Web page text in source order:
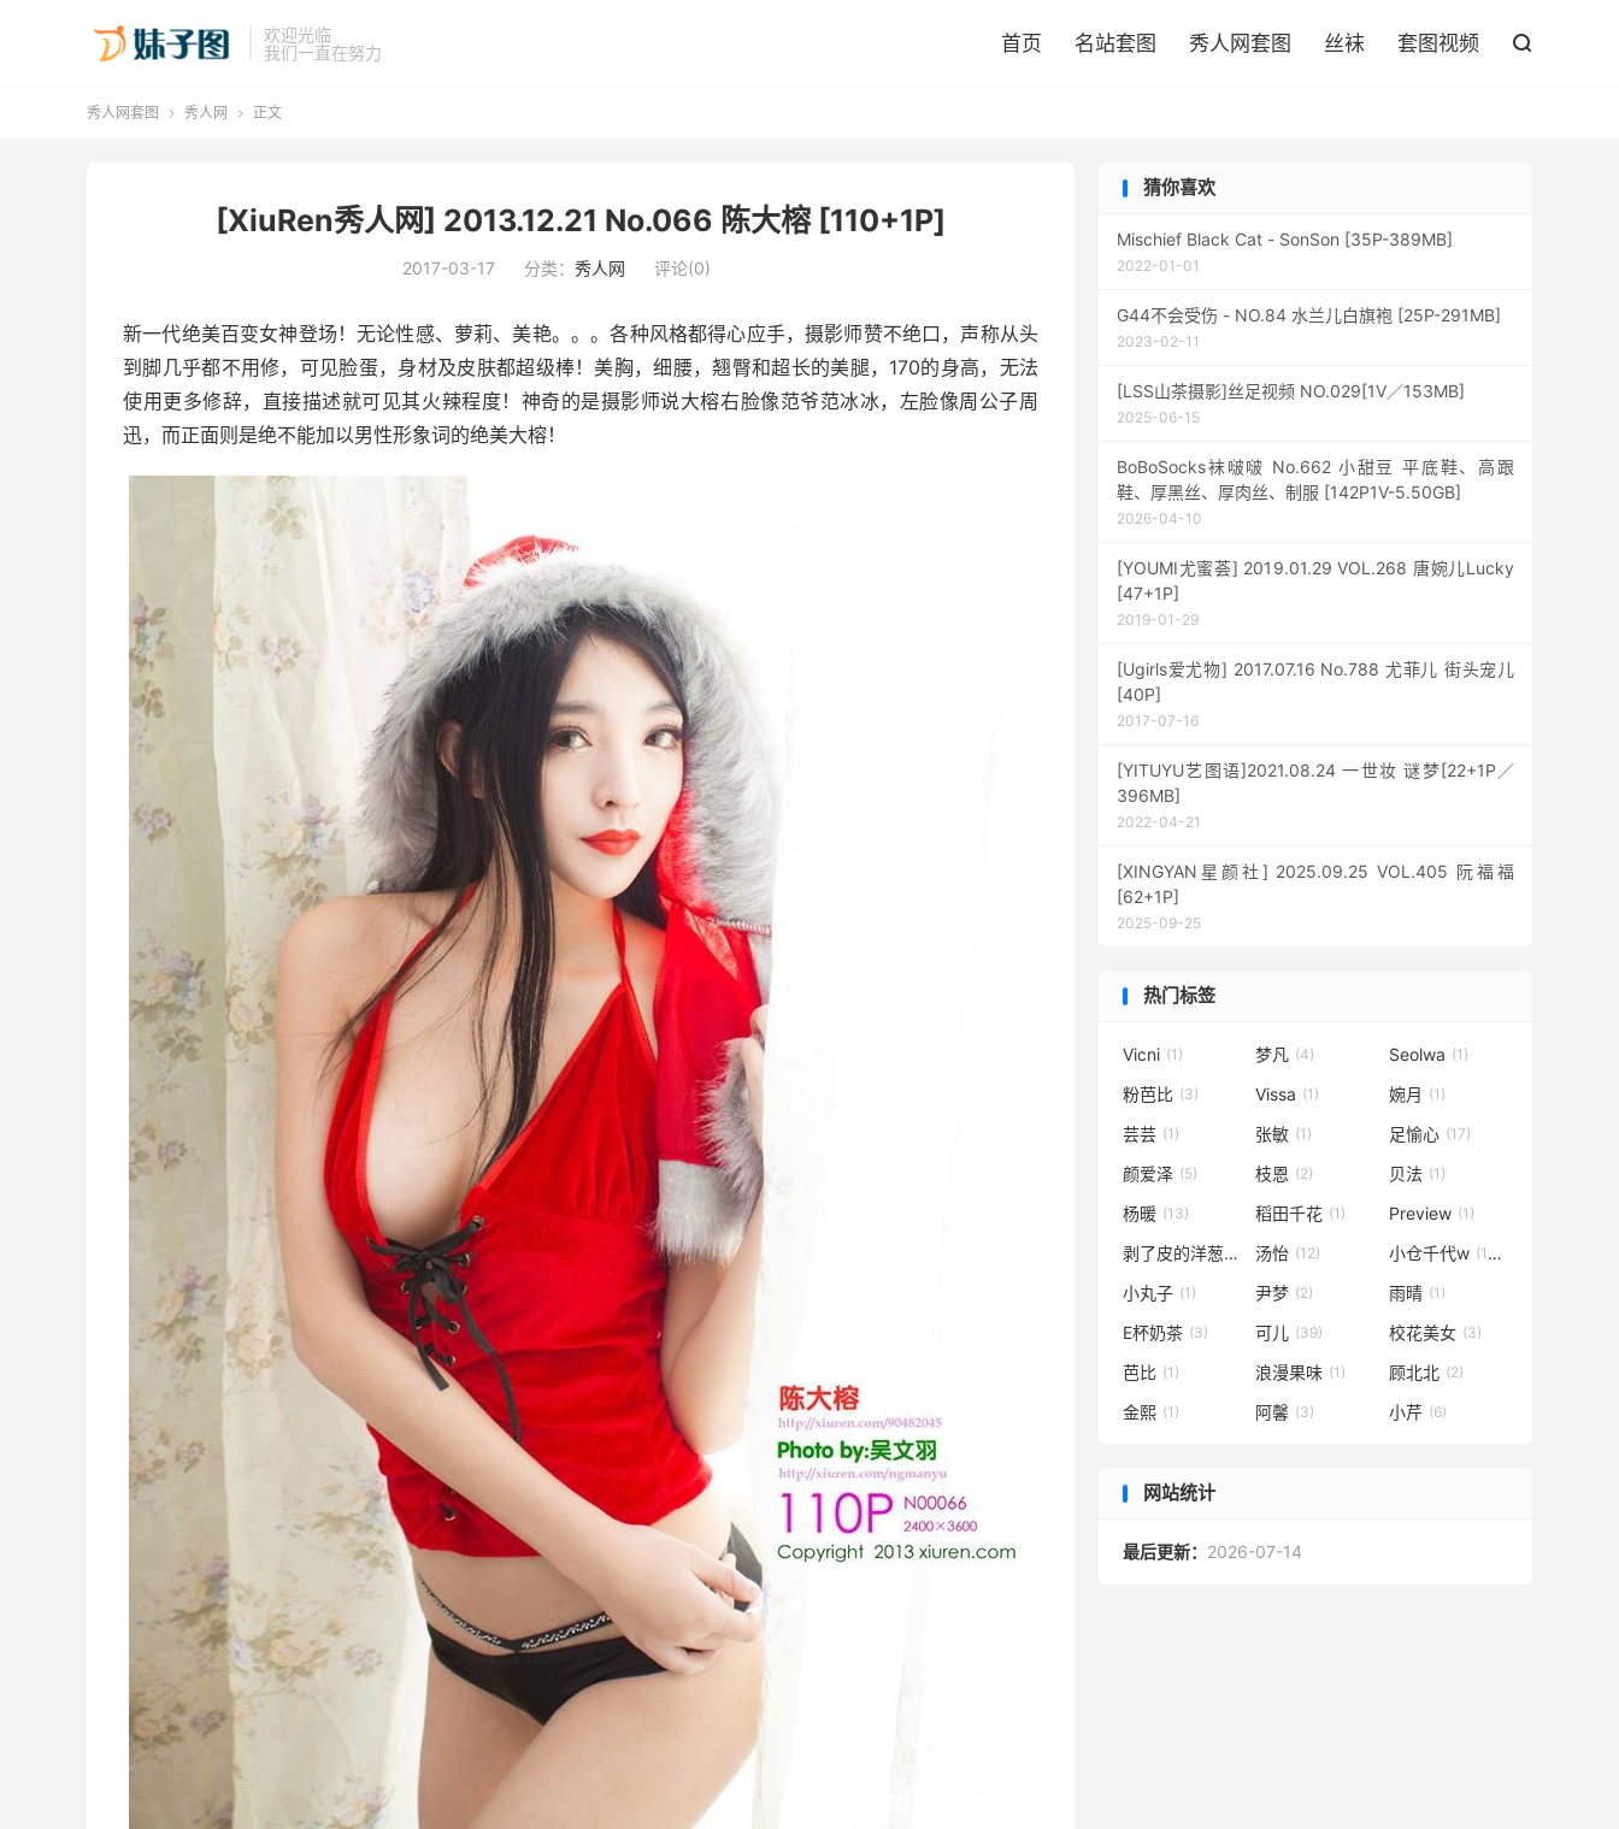
欢迎光临
我们一直在努力
首页 名站套图 秀人网套图 丝袜 套图视频 
秀人网套图  秀人网  正文
[XiuRen秀人网] 2013.12.21 No.066 陈大榕 [110+1P]
2017-03-17 分类： 秀人网 评论(0)
新一代绝美百变女神登场！无论性感、萝莉、美艳。。。各种风格都得心应手，摄影师赞不绝口，声称从头
到脚几乎都不用修，可见脸蛋，身材及皮肤都超级棒！美胸，细腰，翘臀和超长的美腿，170的身高，无法
使用更多修辞，直接描述就可见其火辣程度！神奇的是摄影师说大榕右脸像范爷范冰冰，左脸像周公子周
迅，而正面则是绝不能加以男性形象词的绝美大榕！
猜你喜欢
Mischief Black Cat - SonSon [35P-389MB]
2022-01-01
G44不会受伤 - NO.84 水兰儿白旗袍 [25P-291MB]
2023-02-11
[LSS山茶摄影]丝足视频 NO.029[1V／153MB]
2025-06-15
BoBoSocks袜啵啵 No.662 小甜豆 平底鞋、高跟
鞋、厚黑丝、厚肉丝、制服 [142P1V-5.50GB]
2026-04-10
[YOUMI尤蜜荟] 2019.01.29 VOL.268 唐婉儿Lucky
[47+1P]
2019-01-29
[Ugirls爱尤物] 2017.07.16 No.788 尤菲儿 街头宠儿
[40P]
2017-07-16
[YITUYU艺图语]2021.08.24 一世妆 谜梦[22+1P／
396MB]
2022-04-21
[XINGYAN星颜社] 2025.09.25 VOL.405 阮福福
[62+1P]
2025-09-25
热门标签
Vicni (1) 梦凡 (4) Seolwa (1)
粉芭比 (3) Vissa (1) 婉月 (1)
芸芸 (1) 张敏 (1) 足愉心 (17)
颜爱泽 (5) 枝恩 (2) 贝法 (1)
杨暖 (13) 稻田千花 (1) Preview (1)
剥了皮的洋葱
(1) 汤怡 (12) 小仓千代w (135)
小丸子 (1) 尹梦 (2) 雨晴 (1)
E杯奶茶 (3) 可儿 (39) 校花美女 (3)
芭比 (1) 浪漫果味 (1) 顾北北 (2)
金熙 (1) 阿馨 (3) 小芹 (6)
网站统计
最后更新： 2026-07-14